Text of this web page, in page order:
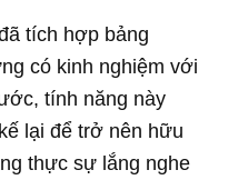
tích hợp bảng
có kinh nghiệm với
tính năng này
lại để trở nên hữu
thực sự lắng nghe